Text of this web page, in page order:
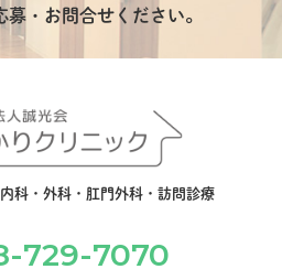
・お問合せください。
科・外科・肛門外科・訪問診療
729-7070